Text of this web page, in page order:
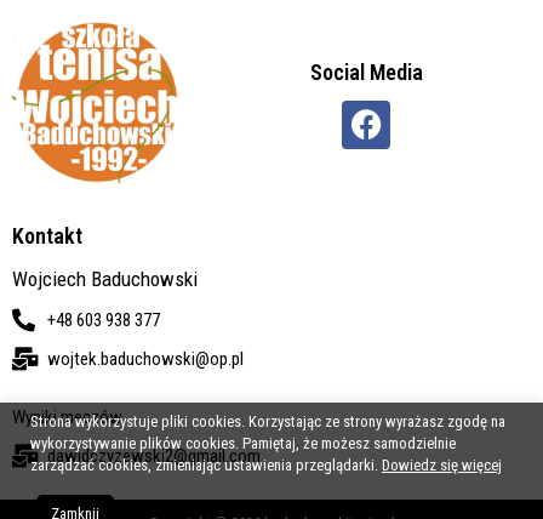
Social Media
Kontakt
Wojciech Baduchowski
+48 603 938 377
wojtek.baduchowski@op.pl
Wyniki meczów
dawidczyzewski2@gmail.com
Strona wykorzystuje pliki cookies. Korzystając ze strony wyrażasz zgodę na
wykorzystywanie plików cookies. Pamiętaj, że możesz samodzielnie
zarządzać cookies, zmieniając ustawienia przeglądarki. Dowiedz się więcej
Zamknij